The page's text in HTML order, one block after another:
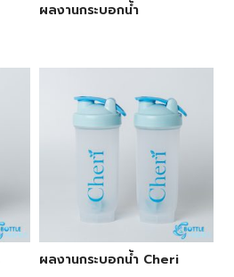
ผลงานกระบอกน้ำ
ผลงานกระบอกน้ำ Cheri